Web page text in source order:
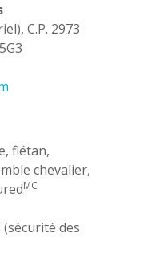
C.P. 2973
flétan,
chevalier,
MC
(sécurité des